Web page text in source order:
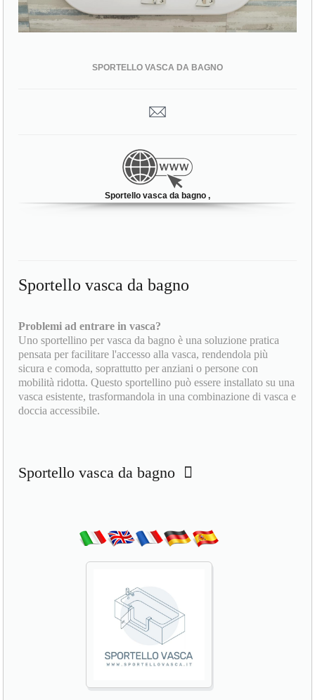
SPORTELLO VASCA DA BAGNO
Sportello vasca da bagno ,
Sportello vasca da bagno
Problemi ad entrare in vasca?
Uno sportellino per vasca da bagno è una soluzione pratica
pensata per facilitare l'accesso alla vasca, rendendola più
sicura e comoda, soprattutto per anziani o persone con
mobilità ridotta. Questo sportellino può essere installato su una
vasca esistente, trasformandola in una combinazione di vasca e
doccia accessibile.
Sportello vasca da bagno